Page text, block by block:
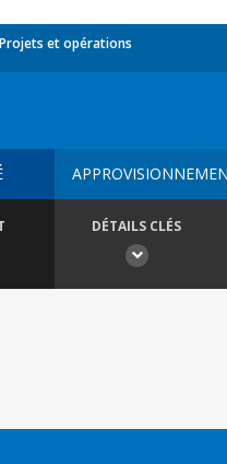
Projets et opérations
DÉTAILS CLÉS